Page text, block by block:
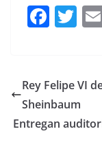
F
e
b
o
T
er
Rey Felipe VI
Sheinbaum
Entregan